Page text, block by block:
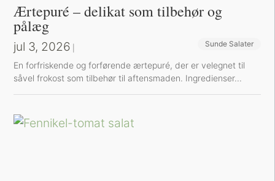
Ærtepuré – delikat som tilbehør og
pålæg
jul 3, 2026 Sunde Salater
En forfriskende og forførende ærtepuré, der er velegnet til
såvel frokost som tilbehør til aftensmaden. Ingredienser...